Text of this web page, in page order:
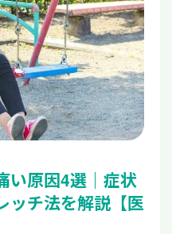
い原因4選｜症状
ッチ法を解説【医